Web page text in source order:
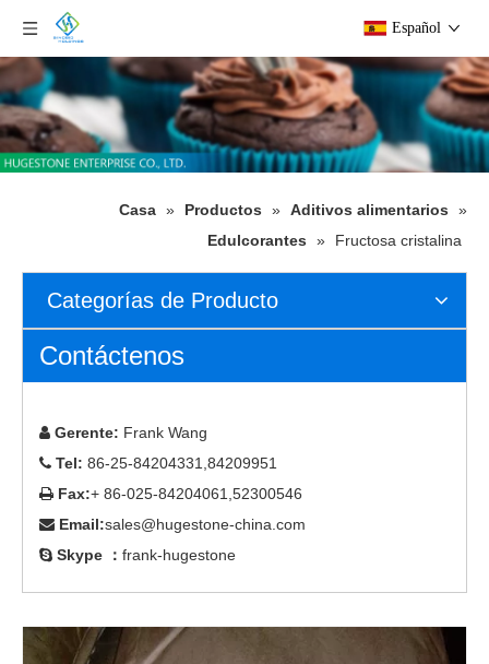
Español
Casa » Productos » Aditivos alimentarios
»
Edulcorantes
» Fructosa cristalina
Categorías de Producto
Contáctenos
 Gerente: Frank Wang
 Tel: 86-25-84204331,84209951
 Fax:+ 86-025-84204061,52300546
 Email:sales@hugestone-china.com
 Skype ： frank-hugestone